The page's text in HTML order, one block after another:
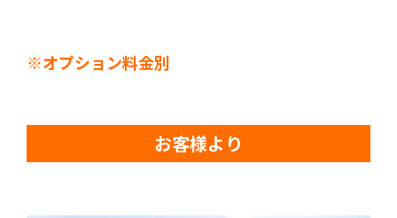
※オプション料金別
お客様より